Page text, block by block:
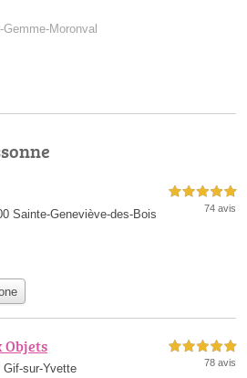
Moronval
Sainte-Geneviève-des-Bois
5,0 étoiles sur 5
74 avis
Objets
Gif-sur-Yvette
5,0 étoiles sur 5
78 avis